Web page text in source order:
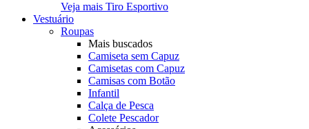
Veja mais Tiro Esportivo
Vestuário
Roupas
Mais buscados
Camiseta sem Capuz
Camisetas com Capuz
Camisas com Botão
Infantil
Calça de Pesca
Colete Pescador